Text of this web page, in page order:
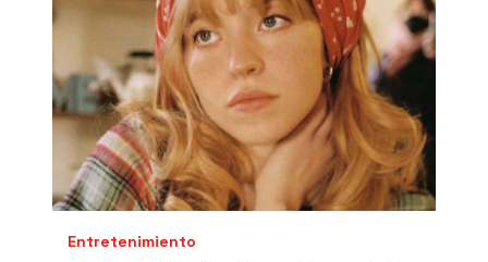
Entretenimiento